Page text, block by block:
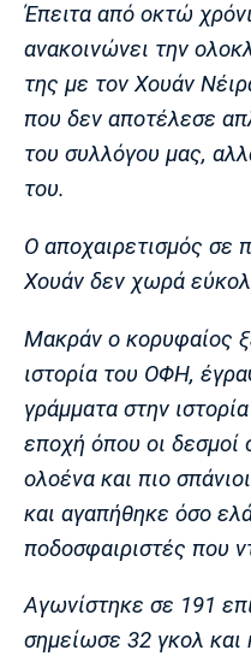
Μάντσεστερ
Γιουνάιτεντ
Ντόρτμουντ
Μονακό
Έπειτα από οκτώ
ανακοινώνει την
της με τον Χουάν
που δεν αποτέλεσε
του συλλόγου μας,
του.
Ο αποχαιρετισμός σε
Χουάν δεν χωρά
Μακράν ο κορυφαίος
ιστορία του ΟΦΗ,
γράμματα στην
εποχή όπου οι δεσμοί
ολοένα και πιο
και αγαπήθηκε όσο
ποδοσφαιριστές που
Αγωνίστηκε σε 191
σημείωσε 32 γκολ